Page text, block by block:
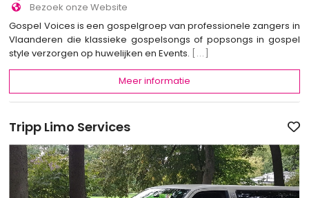
Bezoek onze Website
Gospel Voices is een gospelgroep van professionele zangers in
Vlaanderen die klassieke gospelsongs of popsongs in gospel
style verzorgen op huwelijken en Events. [...]
Meer informatie
Tripp Limo Services